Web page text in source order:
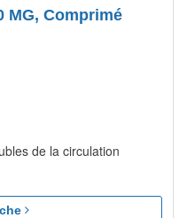
MG, Comprimé
de la circulation